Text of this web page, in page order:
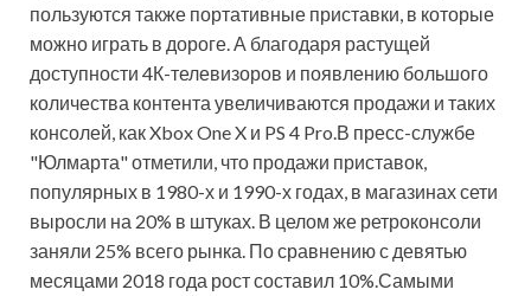
пользуются также портативные приставки, в которые
можно играть в дороге. А благодаря растущей
доступности 4К-телевизоров и появлению большого
количества контента увеличиваются продажи и таких
консолей, как Xbox One X и PS 4 Pro.В пресс-службе
"Юлмарта" отметили, что продажи приставок,
популярных в 1980-х и 1990-х годах, в магазинах сети
выросли на 20% в штуках. В целом же ретроконсоли
заняли 25% всего рынка. По сравнению с девятью
месяцами 2018 года рост составил 10%.Самыми